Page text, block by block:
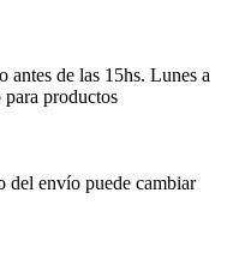
antes de las 15hs. Lunes a
productos
del envío puede cambiar